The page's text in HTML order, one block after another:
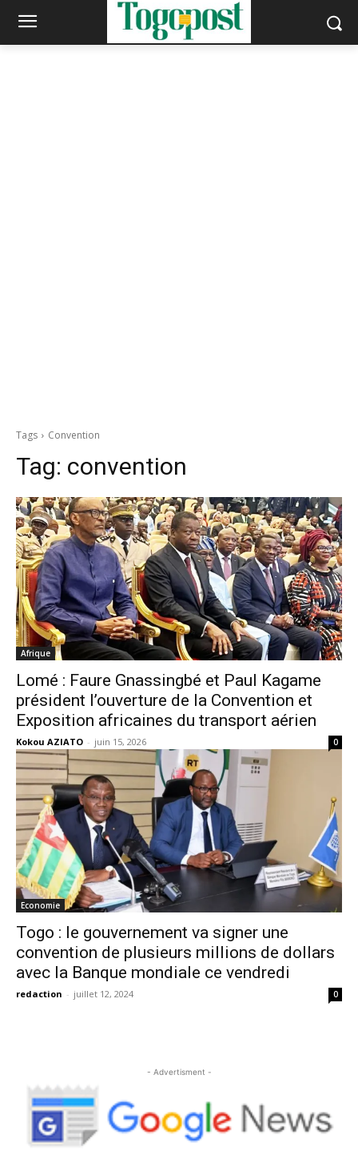
Tags Convention
Tag: convention
Afrique
Lomé : Faure Gnassingbé et Paul Kagame
président l’ouverture de la Convention et
Exposition africaines du transport aérien
Kokou AZIATO - juin 15, 2026 0
Economie
Togo : le gouvernement va signer une
convention de plusieurs millions de dollars
avec la Banque mondiale ce vendredi
redaction - juillet 12, 2024 0
- Advertisment -